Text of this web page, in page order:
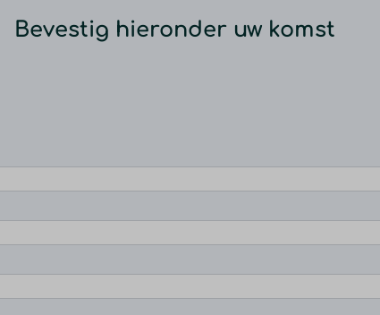
Bevestig hieronder uw komst